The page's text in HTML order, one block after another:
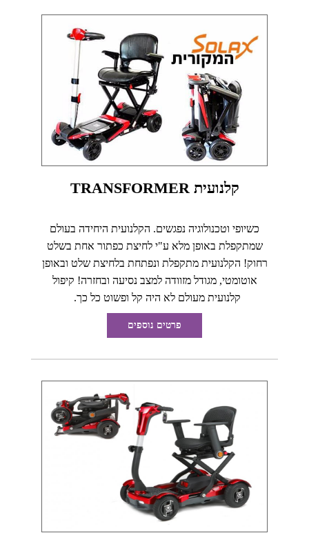
קלנועית TRANSFORMER
כשיופי וטכנולוגיה נפגשים. הקלנועית היחידה בעולם
שמתקפלת באופן מלא ע"י לחיצת כפתור אחת בשלט
רחוק! הקלנועית מתקפלת ונפתחת בלחיצת שלט ובאופן
אוטומטי, מגודל מזוודה למצב נסיעה ובחזרה! קיפול
קלנועית מעולם לא היה קל ופשוט כל כך.
פרטים נוספים